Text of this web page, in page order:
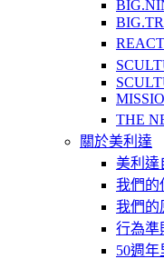
THE
關於美利達
美利達
我們的
我們的
行為準
50週年